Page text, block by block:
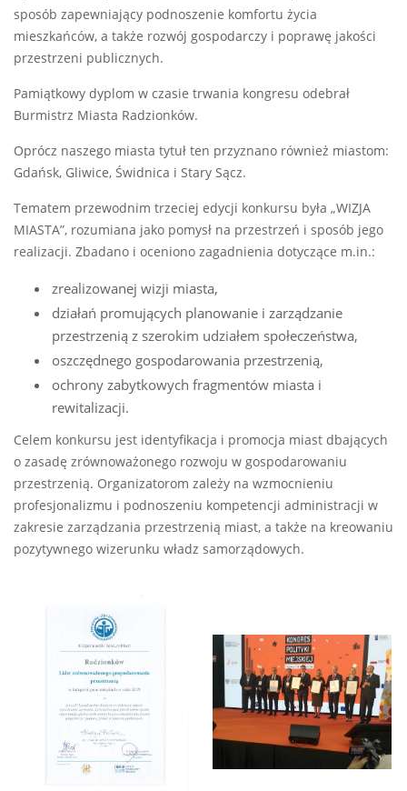
sposób zapewniający podnoszenie komfortu życia
mieszkańców, a także rozwój gospodarczy i poprawę jakości
przestrzeni publicznych.
Pamiątkowy dyplom w czasie trwania kongresu odebrał
Burmistrz Miasta Radzionków.
Oprócz naszego miasta tytuł ten przyznano również miastom:
Gdańsk, Gliwice, Świdnica i Stary Sącz.
Tematem przewodnim trzeciej edycji konkursu była „WIZJA
MIASTA”, rozumiana jako pomysł na przestrzeń i sposób jego
realizacji. Zbadano i oceniono zagadnienia dotyczące m.in.:
zrealizowanej wizji miasta,
działań promujących planowanie i zarządzanie
przestrzenią z szerokim udziałem społeczeństwa,
oszczędnego gospodarowania przestrzenią,
ochrony zabytkowych fragmentów miasta i
rewitalizacji.
Celem konkursu jest identyfikacja i promocja miast dbających
o zasadę zrównoważonego rozwoju w gospodarowaniu
przestrzenią. Organizatorom zależy na wzmocnieniu
profesjonalizmu i podnoszeniu kompetencji administracji w
zakresie zarządzania przestrzenią miast, a także na kreowaniu
pozytywnego wizerunku władz samorządowych.